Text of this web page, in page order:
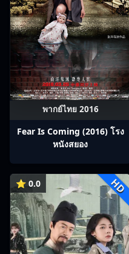
พากย์ไทย 2016
Fear Is Coming (2016) โรง
หนังสยอง
⭐ 0.0 HD